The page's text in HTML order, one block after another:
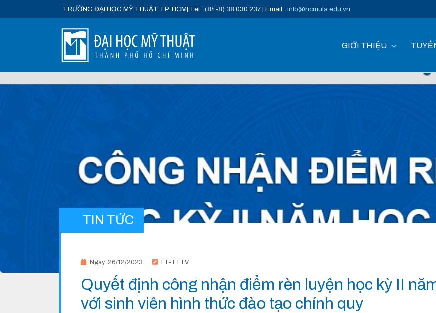
TRƯỜNG ĐẠI HỌC MỸ THUẬT TP. HCM| Tel : (84-8) 38 030 237 | Email : info@hcmufa.edu.vn
GIỚI THIỆU
TIN TỨC
Ngày: 26/12/2023 TT-TTTV
Quyết định công nhận điểm rèn luyện học kỳ II
với sinh viên hình thức đào tạo chính quy